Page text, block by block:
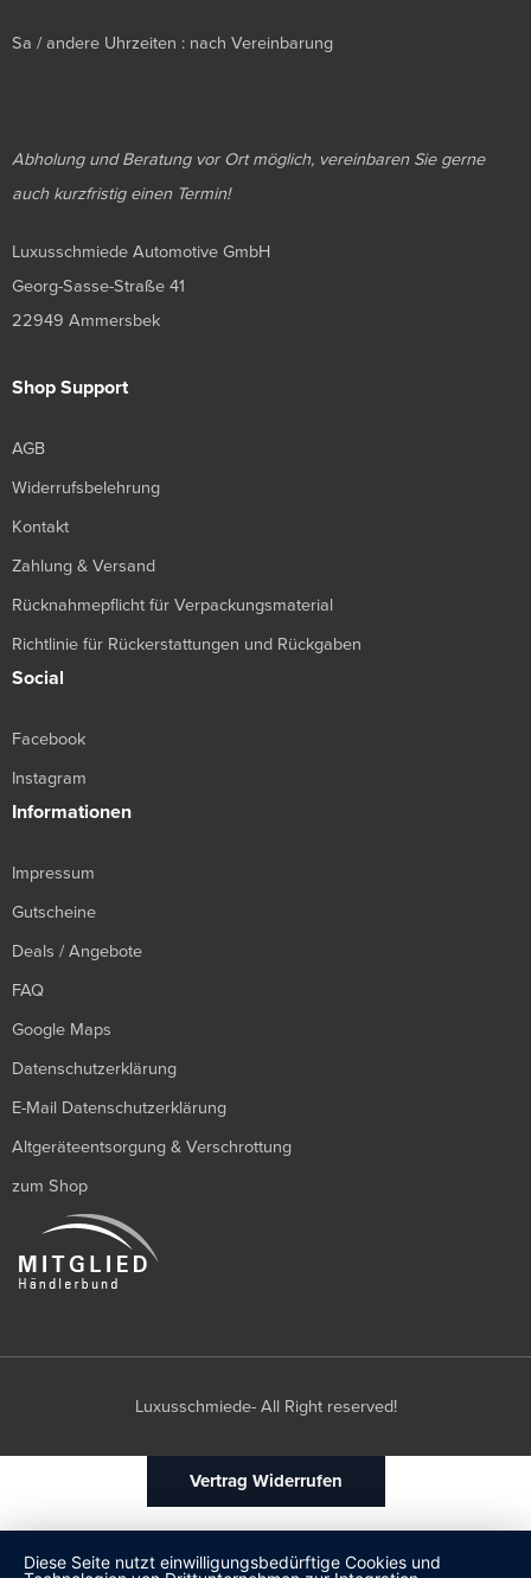
Sa / andere Uhrzeiten : nach Vereinbarung
Abholung und Beratung vor Ort möglich, vereinbaren Sie gerne
auch kurzfristig einen Termin!
Luxusschmiede Automotive GmbH
Georg-Sasse-Straße 41
22949 Ammersbek
Shop Support
AGB
Widerrufsbelehrung
Kontakt
Zahlung & Versand
Rücknahmepflicht für Verpackungsmaterial
Richtlinie für Rückerstattungen und Rückgaben
Social
Facebook
Instagram
Informationen
Impressum
Gutscheine
Deals / Angebote
FAQ
Google Maps
Datenschutzerklärung
E-Mail Datenschutzerklärung
Altgeräteentsorgung & Verschrottung
zum Shop
Luxusschmiede- All Right reserved!
Vertrag Widerrufen
Diese Seite nutzt einwilligungsbedürftige Cookies und